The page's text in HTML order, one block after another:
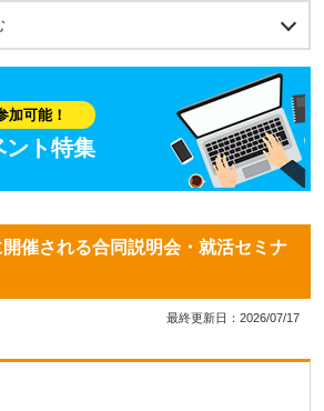
探す
2026年11月 12月
火 金 土
3 4 6 7
13 14
25 26 27 28
加可能！
ント特集
催される合同説明会・就活セミナ
最終更新日：2026/07/17